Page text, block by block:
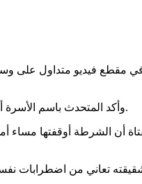
مقطع فيديو متداول على
وأكد المتحدث باسم الأسرة أنه لاحظ اختفاء كل المعلومات المتعلقة بشقيقته من موقع وزارة التهذيب، مع إعلان نتائج الباكلوريا، وهو ما دفعه لمواجهتها بالورقة، لتؤكد أنها ليست من كتبها.
أن الشرطة أوقفتها مساء